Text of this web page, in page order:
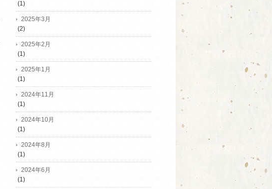
(1)
2025年3月
(2)
2025年2月
(1)
2025年1月
(1)
2024年11月
(1)
2024年10月
(1)
2024年8月
(1)
2024年6月
(1)